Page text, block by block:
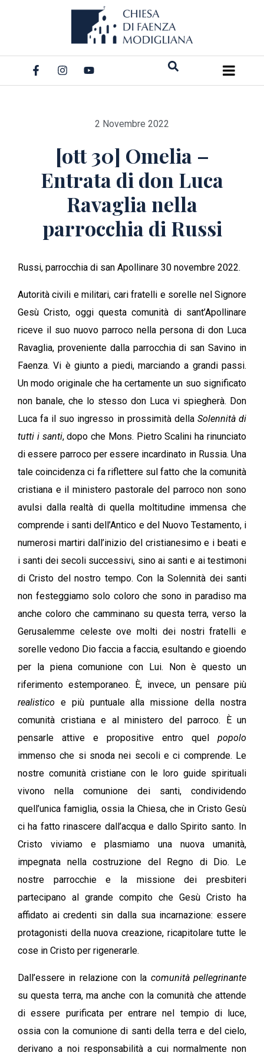
2 Novembre 2022
[ott 30] Omelia –
Entrata di don Luca
Ravaglia nella
parrocchia di Russi
Russi, parrocchia di san Apollinare 30 novembre 2022.
Autorità civili e militari, cari fratelli e sorelle nel Signore
Gesù Cristo, oggi questa comunità di sant’Apollinare
riceve il suo nuovo parroco nella persona di don Luca
Ravaglia, proveniente dalla parrocchia di san Savino in
Faenza. Vi è giunto a piedi, marciando a grandi passi.
Un modo originale che ha certamente un suo significato
non banale, che lo stesso don Luca vi spiegherà. Don
Luca fa il suo ingresso in prossimità della Solennità di
tutti i santi, dopo che Mons. Pietro Scalini ha rinunciato
di essere parroco per essere incardinato in Russia. Una
tale coincidenza ci fa riflettere sul fatto che la comunità
cristiana e il ministero pastorale del parroco non sono
avulsi dalla realtà di quella moltitudine immensa che
comprende i santi dell’Antico e del Nuovo Testamento, i
numerosi martiri dall’inizio del cristianesimo e i beati e
i santi dei secoli successivi, sino ai santi e ai testimoni
di Cristo del nostro tempo. Con la Solennità dei santi
non festeggiamo solo coloro che sono in paradiso ma
anche coloro che camminano su questa terra, verso la
Gerusalemme celeste ove molti dei nostri fratelli e
sorelle vedono Dio faccia a faccia, esultando e gioendo
per la piena comunione con Lui. Non è questo un
riferimento estemporaneo. È, invece, un pensare più
realistico e più puntuale alla missione della nostra
comunità cristiana e al ministero del parroco. È un
pensarle attive e propositive entro quel popolo
immenso che si snoda nei secoli e ci comprende. Le
nostre comunità cristiane con le loro guide spirituali
vivono nella comunione dei santi, condividendo
quell’unica famiglia, ossia la Chiesa, che in Cristo Gesù
ci ha fatto rinascere dall’acqua e dallo Spirito santo. In
Cristo viviamo e plasmiamo una nuova umanità,
impegnata nella costruzione del Regno di Dio. Le
nostre parrocchie e la missione dei presbiteri
partecipano al grande compito che Gesù Cristo ha
affidato ai credenti sin dalla sua incarnazione: essere
protagonisti della nuova creazione, ricapitolare tutte le
cose in Cristo per rigenerarle.
Dall’essere in relazione con la comunità pellegrinante
su questa terra, ma anche con la comunità che attende
di essere purificata per entrare nel tempio di luce,
ossia con la comunione di santi della terra e del cielo,
derivano a noi responsabilità a cui normalmente non